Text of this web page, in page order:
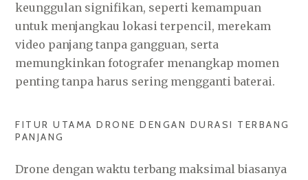
keunggulan signifikan, seperti kemampuan
untuk menjangkau lokasi terpencil, merekam
video panjang tanpa gangguan, serta
memungkinkan fotografer menangkap momen
penting tanpa harus sering mengganti baterai.
FITUR UTAMA DRONE DENGAN DURASI TERBANG
PANJANG
Drone dengan waktu terbang maksimal biasanya